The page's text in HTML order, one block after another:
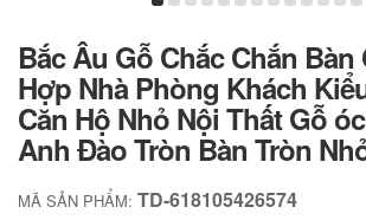
Bắc Âu Gỗ Chắc Chắn Bàn
Hợp Nhà Phòng Khách
Căn Hộ Nhỏ Nội Thất Gỗ
Anh Đào Tròn Bàn Tròn
MÃ SẢN PHẨM: TD-618105426574